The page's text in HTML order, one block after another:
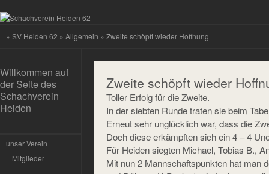
» SV Heiden 62 » Allgemein » Zweite schöpft wieder Hoffnung
Willkommen auf
der Seite des
Schachverein
Heiden
unser Verein
Mitglieder
Zweite schöpft wieder
Toller Erfolg für die Zweite.
In der siebten Runde traten sie beim
Erneut sehr unglücklich war, dass die
Doch diese erkämpften sich ein 4 – 4
Für Heiden siegten Michael, Tobias B.,
Mit nun 2 Mannschaftspunkten hat man